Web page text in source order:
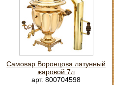
Самовар Воронцова латунный
жаровой 7л
арт. 800704598